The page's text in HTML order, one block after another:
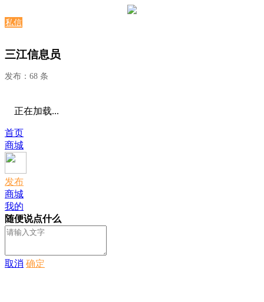
私信
三江信息员
发布：68 条
正在加载...
首页
商城
发布
商城
我的
随便说点什么
取消 确定